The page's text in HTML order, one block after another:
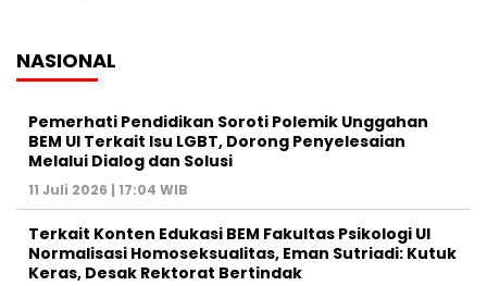
NASIONAL
Pemerhati Pendidikan Soroti Polemik Unggahan
BEM UI Terkait Isu LGBT, Dorong Penyelesaian
Melalui Dialog dan Solusi
11 Juli 2026 | 17:04 WIB
Terkait Konten Edukasi BEM Fakultas Psikologi UI
Normalisasi Homoseksualitas, Eman Sutriadi: Kutuk
Keras, Desak Rektorat Bertindak